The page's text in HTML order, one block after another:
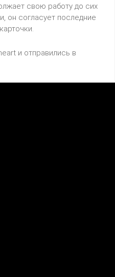
свою работу до сих
он согласует последние
и отправились в